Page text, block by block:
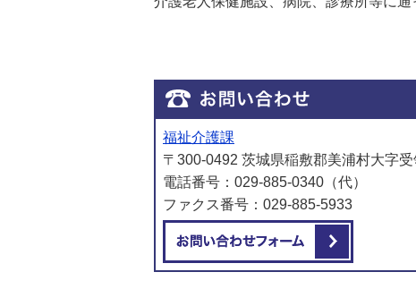
福祉介護課
〒300-0492 茨城県稲敷郡美浦村大字
電話番号：029-885-0340（代）
ファクス番号：029-885-5933